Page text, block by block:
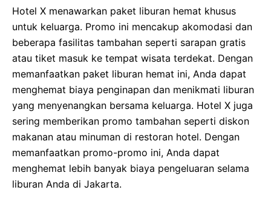
Hotel X menawarkan paket liburan hemat khusus
untuk keluarga. Promo ini mencakup akomodasi dan
beberapa fasilitas tambahan seperti sarapan gratis
atau tiket masuk ke tempat wisata terdekat. Dengan
memanfaatkan paket liburan hemat ini, Anda dapat
menghemat biaya penginapan dan menikmati liburan
yang menyenangkan bersama keluarga. Hotel X juga
sering memberikan promo tambahan seperti diskon
makanan atau minuman di restoran hotel. Dengan
memanfaatkan promo-promo ini, Anda dapat
menghemat lebih banyak biaya pengeluaran selama
liburan Anda di Jakarta.